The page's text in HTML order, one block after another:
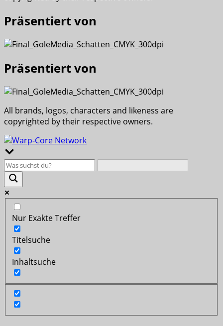
Präsentiert von
Präsentiert von
All brands, logos, characters and likeness are
copyrighted by their respective owners.
Nur Exakte Treffer
Titelsuche
Inhaltsuche